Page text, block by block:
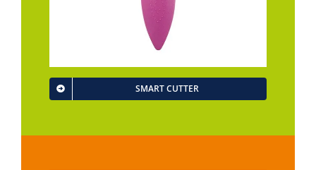
SMART CUTTER